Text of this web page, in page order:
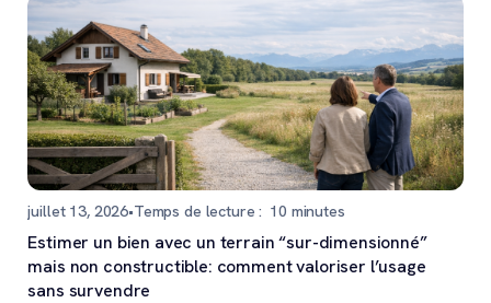
juillet 13, 2026•Temps de lecture : 10 minutes
Estimer un bien avec un terrain “sur-dimensionné”
mais non constructible: comment valoriser l’usage
sans survendre